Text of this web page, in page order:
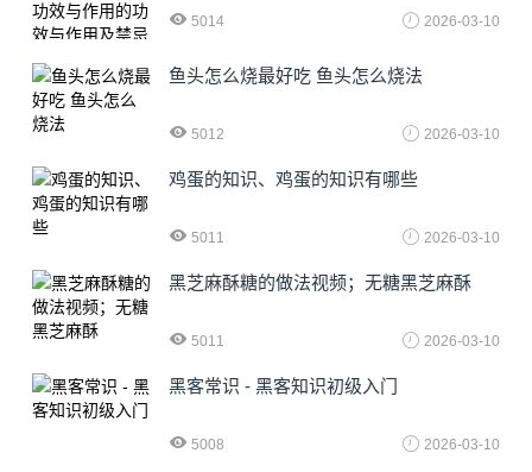
5014 2026-03-10
鱼头怎么烧最好吃 鱼头怎么烧法
5012 2026-03-10
鸡蛋的知识、鸡蛋的知识有哪些
5011 2026-03-10
黑芝麻酥糖的做法视频；无糖黑芝麻酥
5011 2026-03-10
黑客常识 - 黑客知识初级入门
5008 2026-03-10